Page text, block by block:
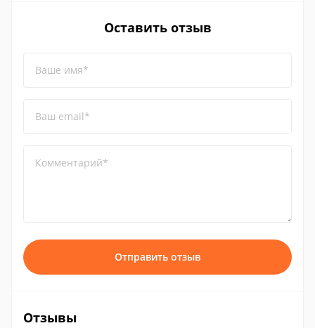
Оставить отзыв
Ваше имя*
Ваш email*
Комментарий*
Отправить отзыв
Отзывы